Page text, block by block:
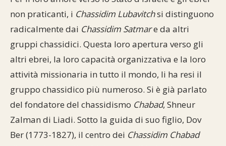
non praticanti, i Chassidim Lubavitchsi distinguono
radicalmente dai Chassidim Satmare da altri
gruppi chassidici. Questa loro apertura verso gli
altri ebrei, la loro capacità organizzativa e la loro
attività missionaria in tutto il mondo, li ha resi il
gruppo chassidico più numeroso. Si è già parlato
del fondatore del chassidismo Chabad, Shneur
Zalman di Liadi. Sotto la guida di suo figlio, Dov
Ber (1773-1827), il centro dei Chassidim Chabad